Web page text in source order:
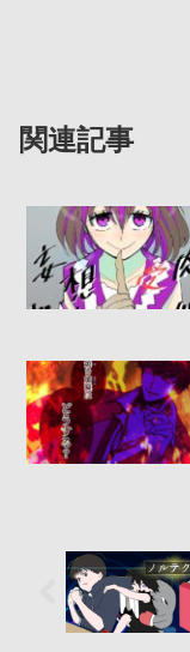
関連記事